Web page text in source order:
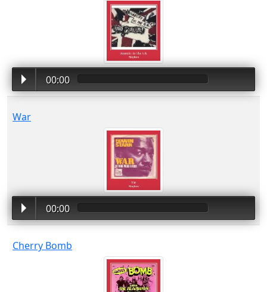
00:00
War
00:00
Cherry Bomb